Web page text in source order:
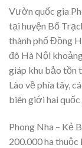
Vườn quốc gia
tại huyện Bố
thành phố Đồng
đô Hà Nội
giáp khu bảo tồn
Lào về phía tây,
biên giới hai quốc
Phong Nha – Kẻ
200.000 ha thuộc